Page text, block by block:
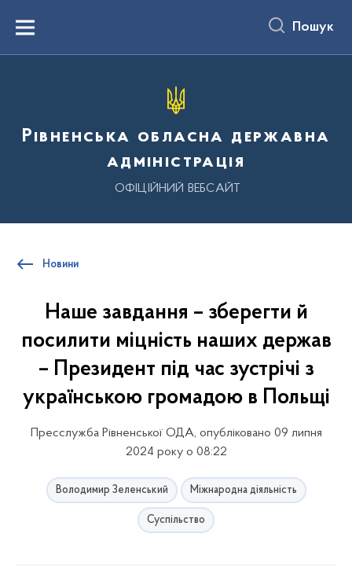
вмістуMenu Пошук
Рівненська обласна державна
адміністрація
ОФІЦІЙНИЙ ВЕБСАЙТ
Новини
Наше завдання – зберегти й
посилити міцність наших держав
– Президент під час зустрічі з
українською громадою в Польщі
Пресслужба Рівненської ОДА, опубліковано 09 липня
2024 року о 08:22
Володимир Зеленський Міжнародна діяльність
Суспільство